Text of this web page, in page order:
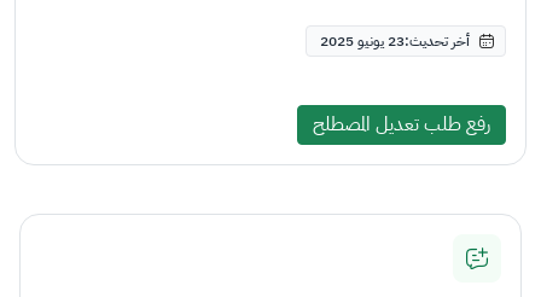
أخر تحديث:23 يونيو 2025
رفع طلب تعديل المصطلح